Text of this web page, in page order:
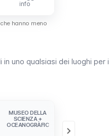
info
hanno meno
uno qualsiasi dei luoghi per i
MUSEO DELLA
SCIENZA +
OCEANOGRÀFIC
+ HEMISFÈRIC*